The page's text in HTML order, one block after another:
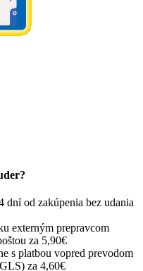
dní od zakúpenia bez udania
externým prepravcom
za 5,90€
s platbou vopred prevodom
za 4,60€